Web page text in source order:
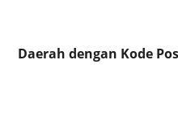
Daerah dengan Kode